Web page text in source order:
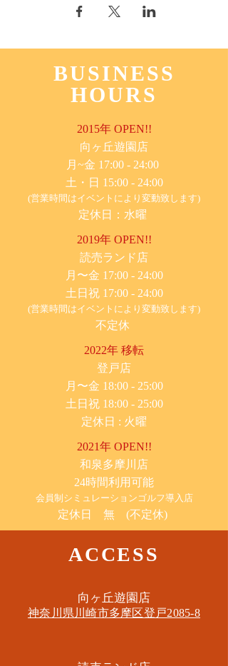
BUSINESS
HOURS
2015年 OPEN!!
​向ヶ丘遊園店
月~金 17:00 - 24:00
土・日 15:00 - 24:00
(営業時間はイベントにより変動致します)
定休日：水曜
2019年 OPEN!!
​読売ランド店
月〜金 17:00 - 24:00
土日祝 17:00 - 24:00
(営業時間はイベントにより変動致します)
不定休
2022年 移転
​登戸店
月〜金 18:00 - 25:00
土日祝 18:00 - 25:00
​定休日 : 火曜
2021年 OPEN!!
​和泉多摩川店
24時間利用可能
​会員制シミュレーションゴルフ導入店
定休日 無 (不定休)
ACCESS
​向ヶ丘遊園店
神奈川県川崎市多摩区​登戸2085-8